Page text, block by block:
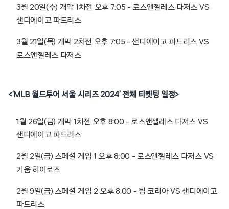
3월 20일(수) 개막 1차전 오후 7:05 – 로스앤젤레스 다저스 VS
샌디에이고 파드리스
3월 21일(목) 개막 2차전 오후 7:05 – 샌디에이고 파드리스 VS
로스앤젤레스 다저스
<‘MLB 월드투어 서울 시리즈 2024’ 전체 티켓팅 일정>
1월 26일(금) 개막 1차전 오후 8:00 – 로스앤젤레스 다저스 VS
샌디에이고 파드리스
2월 2일(금) 스페셜 게임 1 오후 8:00 – 로스앤젤레스 다저스 VS
키움 히어로즈
2월 9일(금) 스페셜 게임 2 오후 8:00 – 팀 코리아 VS 샌디에이고
파드리스